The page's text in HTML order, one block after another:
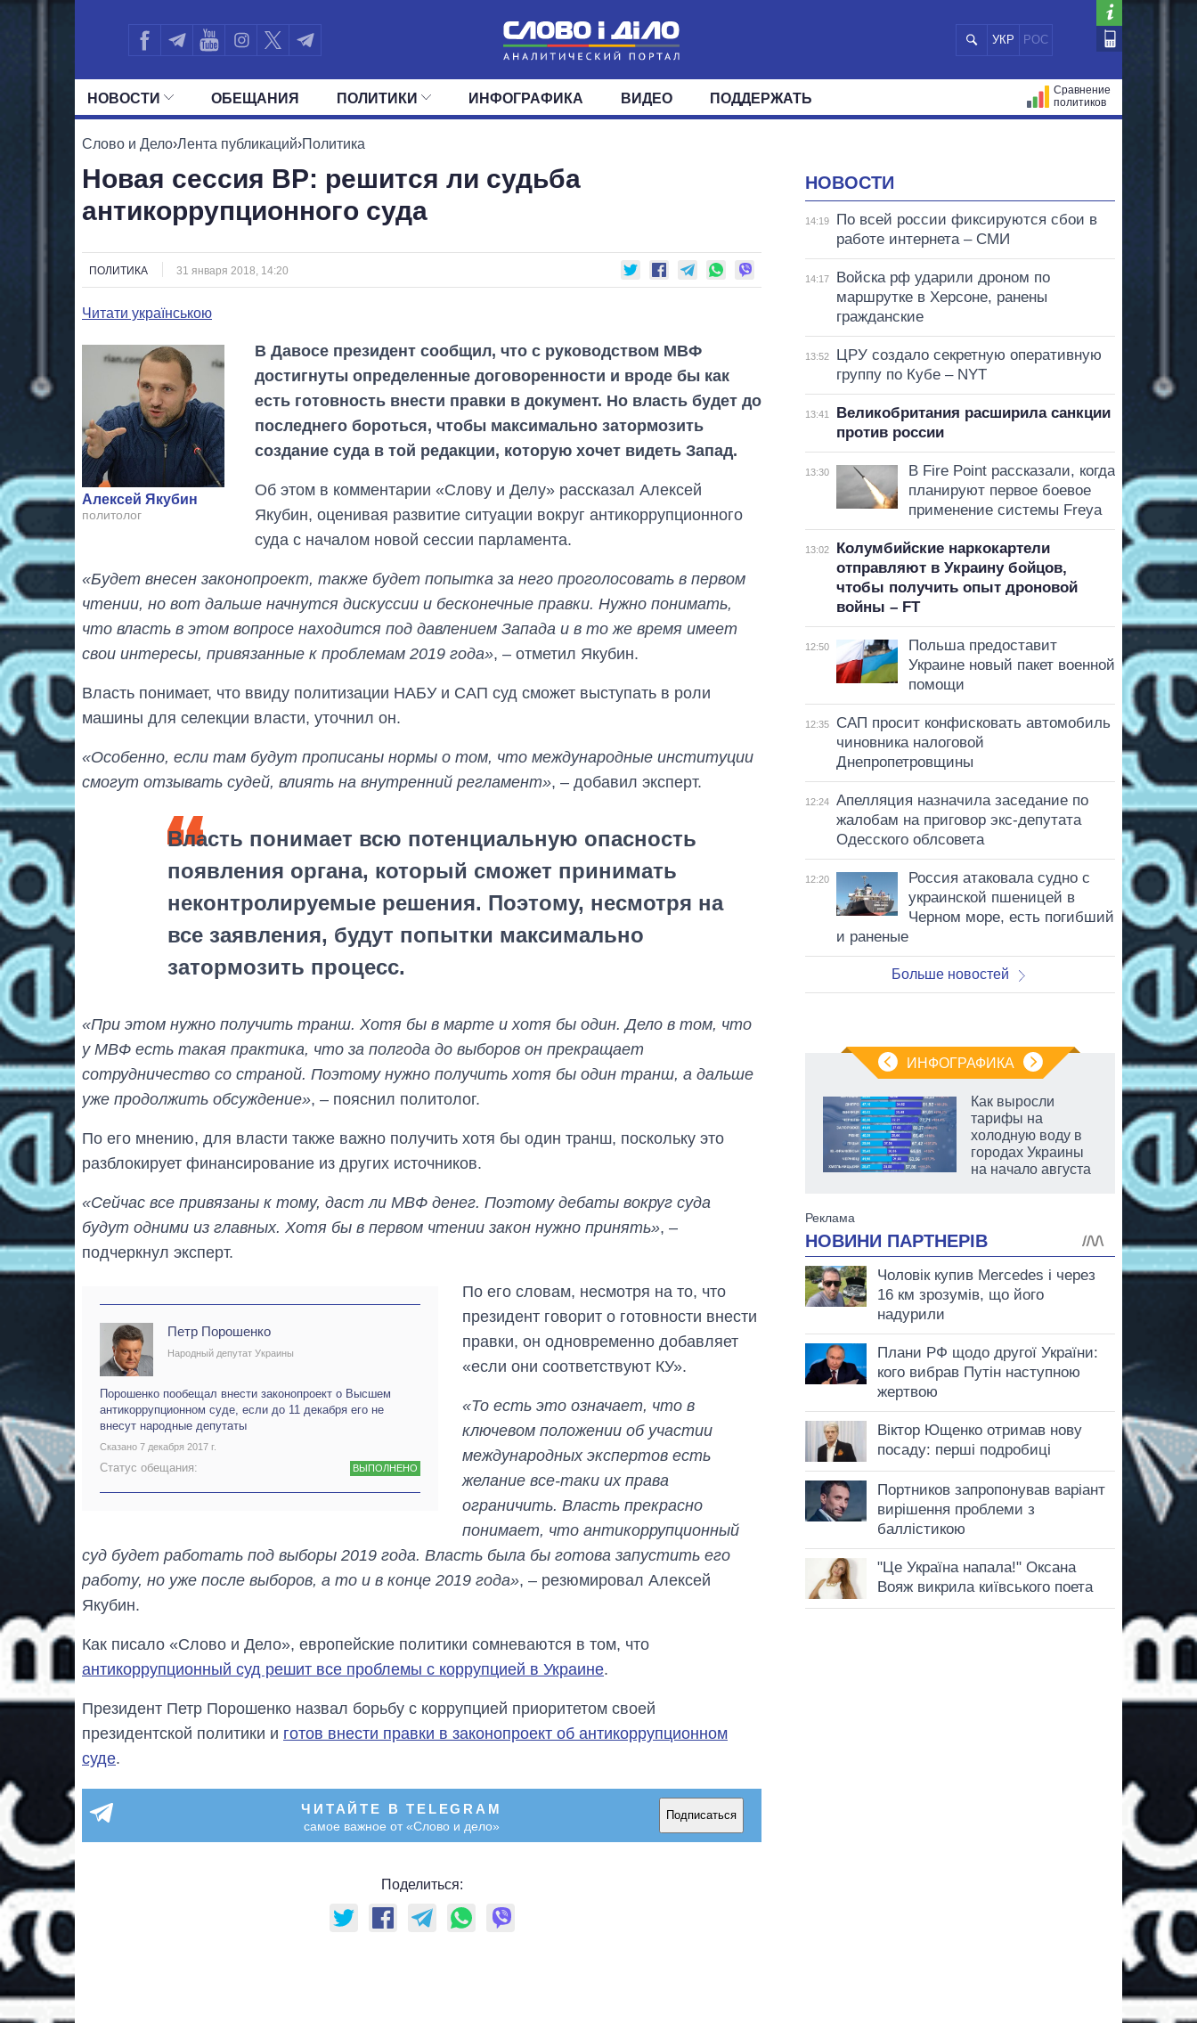
УКР РОС
НОВОСТИ
ПОЛИТИКА ЭКОНОМИКА
ОБЕЩАНИЯ ПОЛИТИКИ
ВСЕ ПОЛИТИКИ ПРЕЗИДЕНТ И ОФИС
ДЕПУТАТЫ КОМИТЕТЫ
ИНФОГРАФИКА ВИДЕО ПОДДЕРЖАТЬ
Сравнение
политиков
Слово и Дело›Лента публикаций›Политика
Новая сессия ВР: решится ли судьба
антикоррупционного суда
ПОЛИТИКА 31 января 2018, 14:20
Читати українською
Алексей Якубин
политолог
В Давосе президент сообщил, что с руководством МВФ
достигнуты определенные договоренности и вроде бы как
есть готовность внести правки в документ. Но власть будет до
последнего бороться, чтобы максимально затормозить
создание суда в той редакции, которую хочет видеть Запад.
Об этом в комментарии «Слову и Делу» рассказал Алексей
Якубин, оценивая развитие ситуации вокруг антикоррупционного
суда с началом новой сессии парламента.
«Будет внесен законопроект, также будет попытка за него проголосовать в первом
чтении, но вот дальше начнутся дискуссии и бесконечные правки. Нужно понимать,
что власть в этом вопросе находится под давлением Запада и в то же время имеет
свои интересы, привязанные к проблемам 2019 года», – отметил Якубин.
Власть понимает, что ввиду политизации НАБУ и САП суд сможет выступать в роли
машины для селекции власти, уточнил он.
«Особенно, если там будут прописаны нормы о том, что международные институции
смогут отзывать судей, влиять на внутренний регламент», – добавил эксперт.
Власть понимает всю потенциальную опасность
появления органа, который сможет принимать
неконтролируемые решения. Поэтому, несмотря на
все заявления, будут попытки максимально
затормозить процесс.
«При этом нужно получить транш. Хотя бы в марте и хотя бы один. Дело в том, что
у МВФ есть такая практика, что за полгода до выборов он прекращает
сотрудничество со страной. Поэтому нужно получить хотя бы один транш, а дальше
уже продолжить обсуждение», – пояснил политолог.
По его мнению, для власти также важно получить хотя бы один транш, поскольку это
разблокирует финансирование из других источников.
«Сейчас все привязаны к тому, даст ли МВФ денег. Поэтому дебаты вокруг суда
будут одними из главных. Хотя бы в первом чтении закон нужно принять», –
подчеркнул эксперт.
Петр Порошенко
Народный депутат Украины
Порошенко пообещал внести законопроект о Высшем
антикоррупционном суде, если до 11 декабря его не
внесут народные депутаты
Сказано 7 декабря 2017 г.
Статус обещания: ВЫПОЛНЕНО
По его словам, несмотря на то, что
президент говорит о готовности внести
правки, он одновременно добавляет
«если они соответствуют КУ».
«То есть это означает, что в
ключевом положении об участии
международных экспертов есть
желание все-таки их права
ограничить. Власть прекрасно
понимает, что антикоррупционный
суд будет работать под выборы 2019 года. Власть была бы готова запустить его
работу, но уже после выборов, а то и в конце 2019 года», – резюмировал Алексей
Якубин.
Как писало «Слово и Дело», европейские политики сомневаются в том, что
антикоррупционный суд решит все проблемы с коррупцией в Украине.
Президент Петр Порошенко назвал борьбу с коррупцией приоритетом своей
президентской политики и готов внести правки в законопроект об антикоррупционном
суде.
ЧИТАЙТЕ В TELEGRAM
самое важное от «Слово и дело»
Подписаться
Поделиться:
НОВОСТИ
14:19
По всей россии фиксируются сбои в
работе интернета – СМИ
14:17
Войска рф ударили дроном по
маршрутке в Херсоне, ранены
гражданские
13:52
ЦРУ создало секретную оперативную
группу по Кубе – NYT
13:41
Великобритания расширила санкции
против россии
13:30
В Fire Point рассказали, когда
планируют первое боевое
применение системы Freya
13:02
Колумбийские наркокартели
отправляют в Украину бойцов,
чтобы получить опыт дроновой
войны – FT
12:50
Польша предоставит
Украине новый пакет военной
помощи
12:35
САП просит конфисковать автомобиль
чиновника налоговой
Днепропетровщины
12:24
Апелляция назначила заседание по
жалобам на приговор экс-депутата
Одесского облсовета
12:20
Россия атаковала судно с
украинской пшеницей в
Черном море, есть погибший
и раненые
Больше новостей
ИНФОГРАФИКА
выращивали в
Украине до и во
Как выросли
тарифы на
холодную воду в
городах Украины
на начало августа